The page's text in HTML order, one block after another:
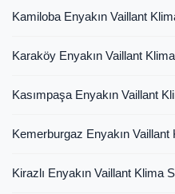
Kamiloba Enyakın Vaillant
Karaköy Enyakın Vaillant
Kasımpaşa Enyakın Vaillant
Kemerburgaz Enyakın
Kirazlı Enyakın Vaillant Klima